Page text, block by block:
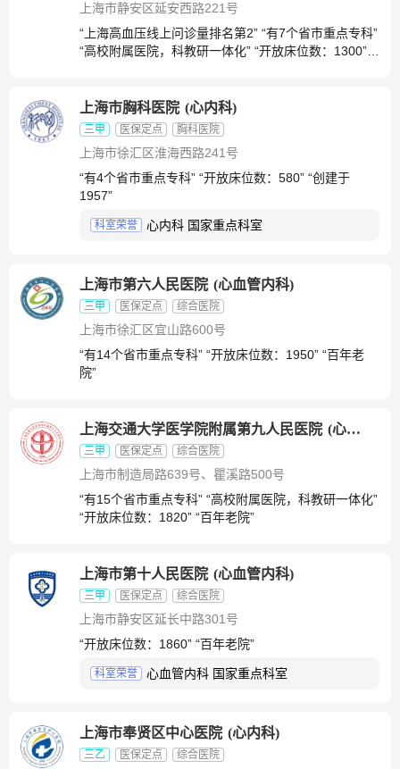
上海市静安区延安西路221号
“上海高血压线上问诊量排名第2” “有7个省市重点专科”
“高校附属医院，科教研一体化” “开放床位数：1300”
上海市胸科医院 (心内科)
三甲 医保定点 胸科医院
上海市徐汇区淮海西路241号
“有4个省市重点专科” “开放床位数：580” “创建于
1957”
科室荣誉 心内科 国家重点科室
上海市第六人民医院 (心血管内科)
三甲 医保定点 综合医院
上海市徐汇区宜山路600号
“有14个省市重点专科” “开放床位数：1950” “百年老
院”
上海交通大学医学院附属第九人民医院 (心血管内科
三甲 医保定点 综合医院
上海市制造局路639号、瞿溪路500号
“有15个省市重点专科” “高校附属医院，科教研一体化”
“开放床位数：1820” “百年老院”
上海市第十人民医院 (心血管内科)
三甲 医保定点 综合医院
上海市静安区延长中路301号
“开放床位数：1860” “百年老院”
科室荣誉 心血管内科 国家重点科室
上海市奉贤区中心医院 (心内科)
三乙 医保定点 综合医院